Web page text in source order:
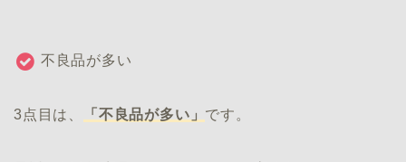
不良品が多い
3点目は、 「不良品が多い」 です。